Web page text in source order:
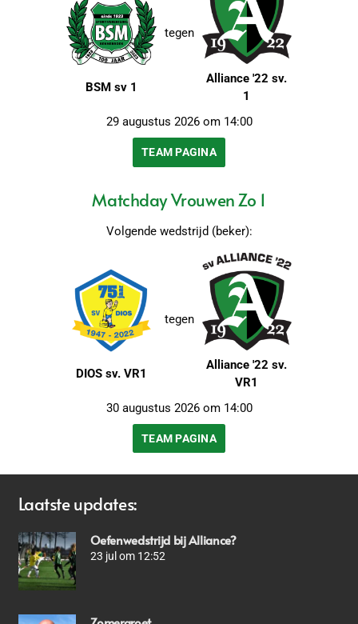
BSM sv 1
tegen
Alliance '22 sv.
1
29 augustus 2026 om 14:00
TEAM PAGINA
Matchday Vrouwen Zo 1
Volgende wedstrijd (beker):
DIOS sv. VR1
tegen
Alliance '22 sv.
VR1
30 augustus 2026 om 14:00
TEAM PAGINA
Laatste updates:
Oefenwedstrijd bij Alliance?
23 jul om 12:52